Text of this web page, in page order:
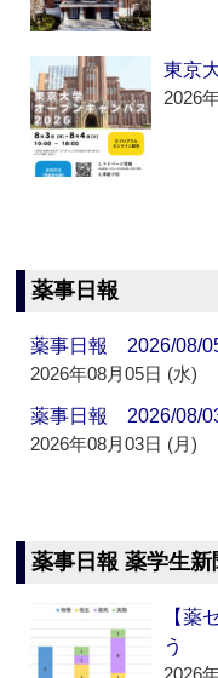
東京
2026
薬事日報
薬事日報 2026/08/
2026年08月05日 (水)
薬事日報 2026/08/
2026年08月03日 (月)
薬事日報 薬学生
【薬
う